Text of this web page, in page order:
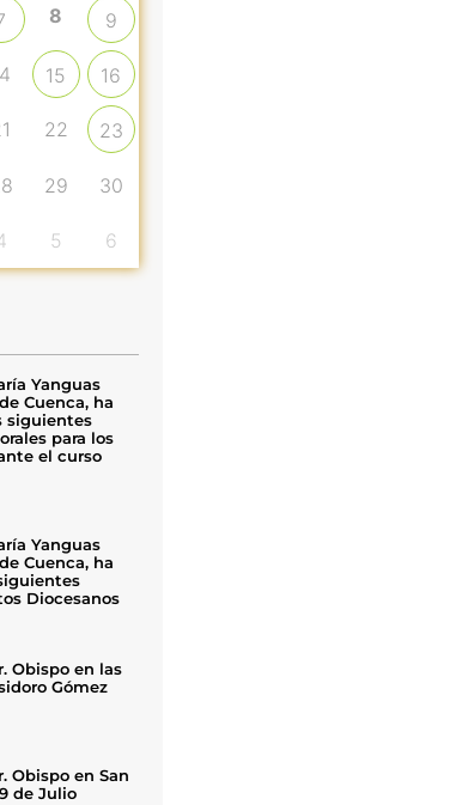
8 9
15 16
22 23
29 30
5 6
Yanguas
Cuenca, ha
siguientes
para los
el curso
Yanguas
Cuenca, ha
Diocesanos
Obispo en las
Gómez
Obispo en San
de Julio